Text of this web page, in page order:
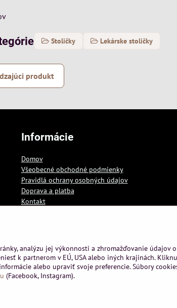
Stoličky Lekárske stoličky
produkt
Informácie
Domov
Všeobecné obchodné podmienky
Pravidlá ochrany osobných údajov
Doprava a platba
Kontakt
analýzu jej výkonnosti a zhromažďovanie údajov
k partnerom v EÚ, USA alebo iných krajinách.
alebo upraviť svoje preferencie. Súbory
(Facebook, Instagram).